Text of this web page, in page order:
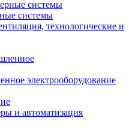
системы
технологические и
электрооборудование
и автоматизация